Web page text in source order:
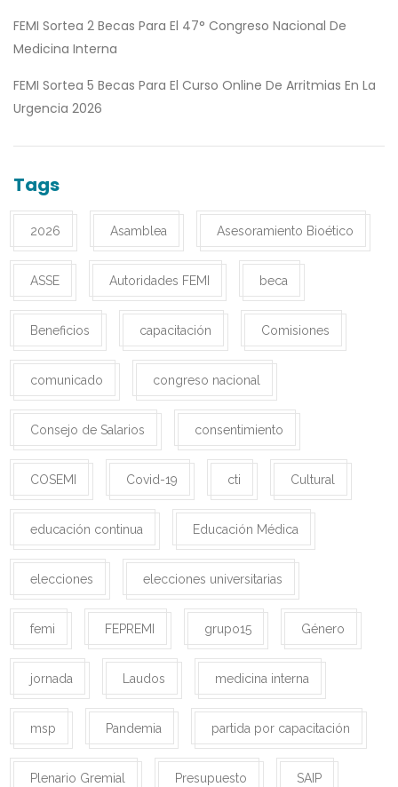
FEMI Sortea 2 Becas Para El 47° Congreso Nacional De
Medicina Interna
FEMI Sortea 5 Becas Para El Curso Online De Arritmias En La
Urgencia 2026
Tags
2026 Asamblea Asesoramiento Bioético
ASSE Autoridades FEMI beca
Beneficios capacitación Comisiones
comunicado congreso nacional
Consejo de Salarios consentimiento
COSEMI Covid-19 cti Cultural
educación continua Educación Médica
elecciones elecciones universitarias
femi FEPREMI grupo15 Género
jornada Laudos medicina interna
msp Pandemia partida por capacitación
Plenario Gremial Presupuesto SAIP